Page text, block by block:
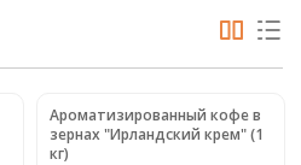
Ароматизированный кофе в
зернах "Ирландский крем" (1
кг)